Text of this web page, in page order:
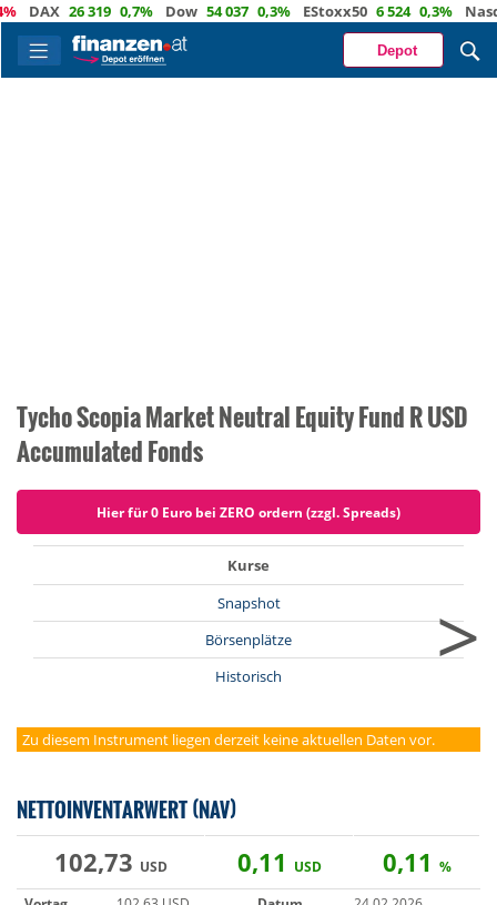
26 319 0,7% Dow 54 037 0,3% EStoxx50 6 524 0,3% Nasdaq
Depot
Tycho Scopia Market Neutral Equity Fund R USD
Accumulated Fonds
Hier für 0 Euro bei ZERO ordern (zzgl. Spreads)
Kurse
Snapshot
Börsenplätze
Historisch
>
Zu diesem Instrument liegen derzeit keine aktuellen Daten vor.
NETTOINVENTARWERT (NAV)
102,73 USD 0,11 USD 0,11 %